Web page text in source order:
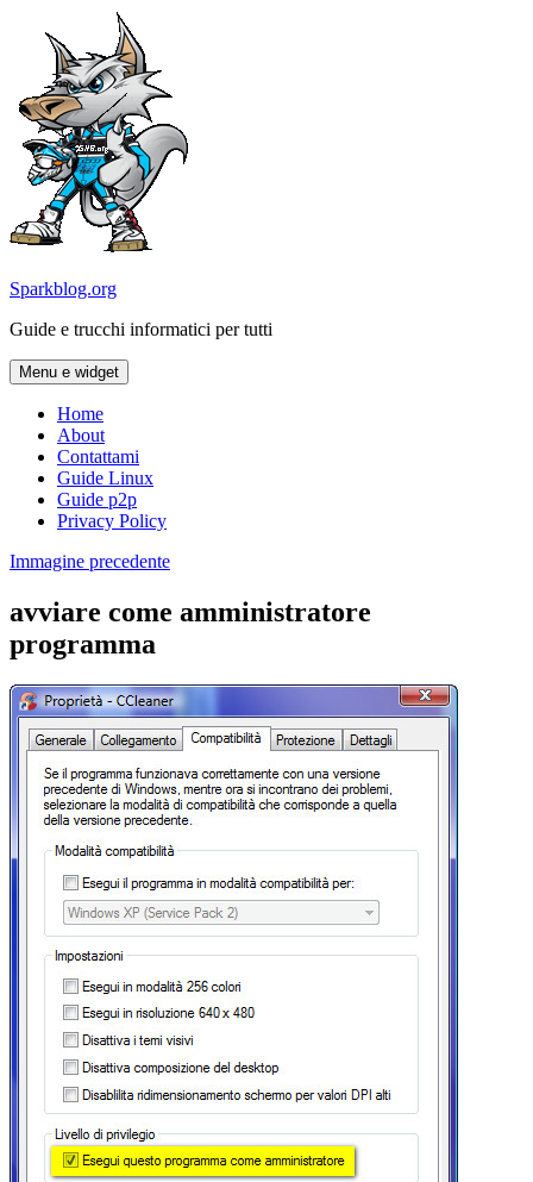
contenuto
Sparkblog.org
Guide e trucchi informatici per tutti
Menu e widget
Home
About
Contattami
Guide Linux
Guide p2p
Privacy Policy
Immagine precedente
avviare come amministratore
programma